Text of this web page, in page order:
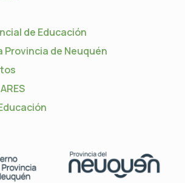
de Educación
Provincia de Neuquén